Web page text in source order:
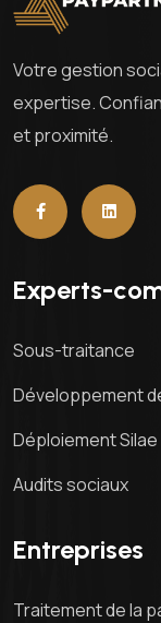
Votre gestion
expertise.
et proximité.
Experts-
Sous-traitance
Développement
Déploiement Silae
Audits sociaux
Entreprises
Traitement de la